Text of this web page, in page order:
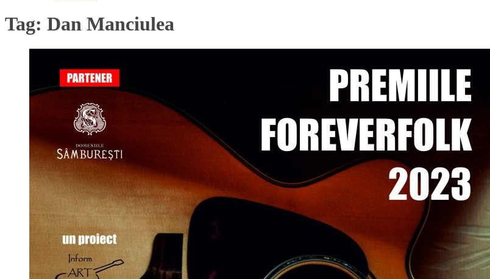
Tag: Dan Manciulea